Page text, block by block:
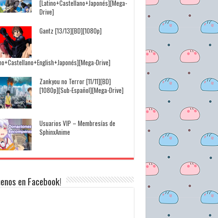
[Latino+Castellano+Japonés][Mega-
Drive]
Gantz [13/13][BD][1080p]
Drive]
Zankyou no Terror [11/11][BD]
[1080p][Sub-Español][Mega-Drive]
Usuarios VIP – Membresías de
SphinxAnime
en Facebook!